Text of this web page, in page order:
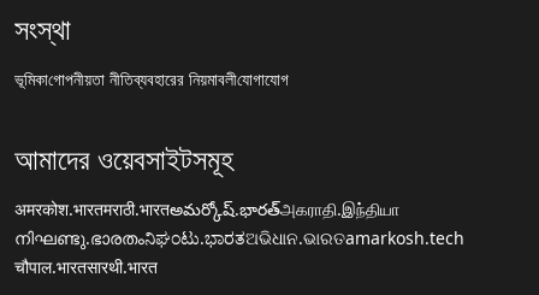
সংস্থা
ভূমিকাগোপনীয়তা নীতিব্যবহারের নিয়মাবলীযোগাযোগ
আমাদের ওয়েবসাইটসমূহ
अमरकोश.भारतमराठी.भारतఅమర్కోష్.భారత్அகராதி.இந்தியா
നിഘണ്ടു.ഭാരതംನಿಘಂಟು.ಭಾರತଅଭିଧାନ.ଭାରତamarkosh.tech
चौपाल.भारतसारथी.भारत